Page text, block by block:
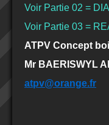
Voir Partie 02 =
Voir Partie 03 =
ATPV Concept
Mr BAERISWYL
atpv@orange.fr